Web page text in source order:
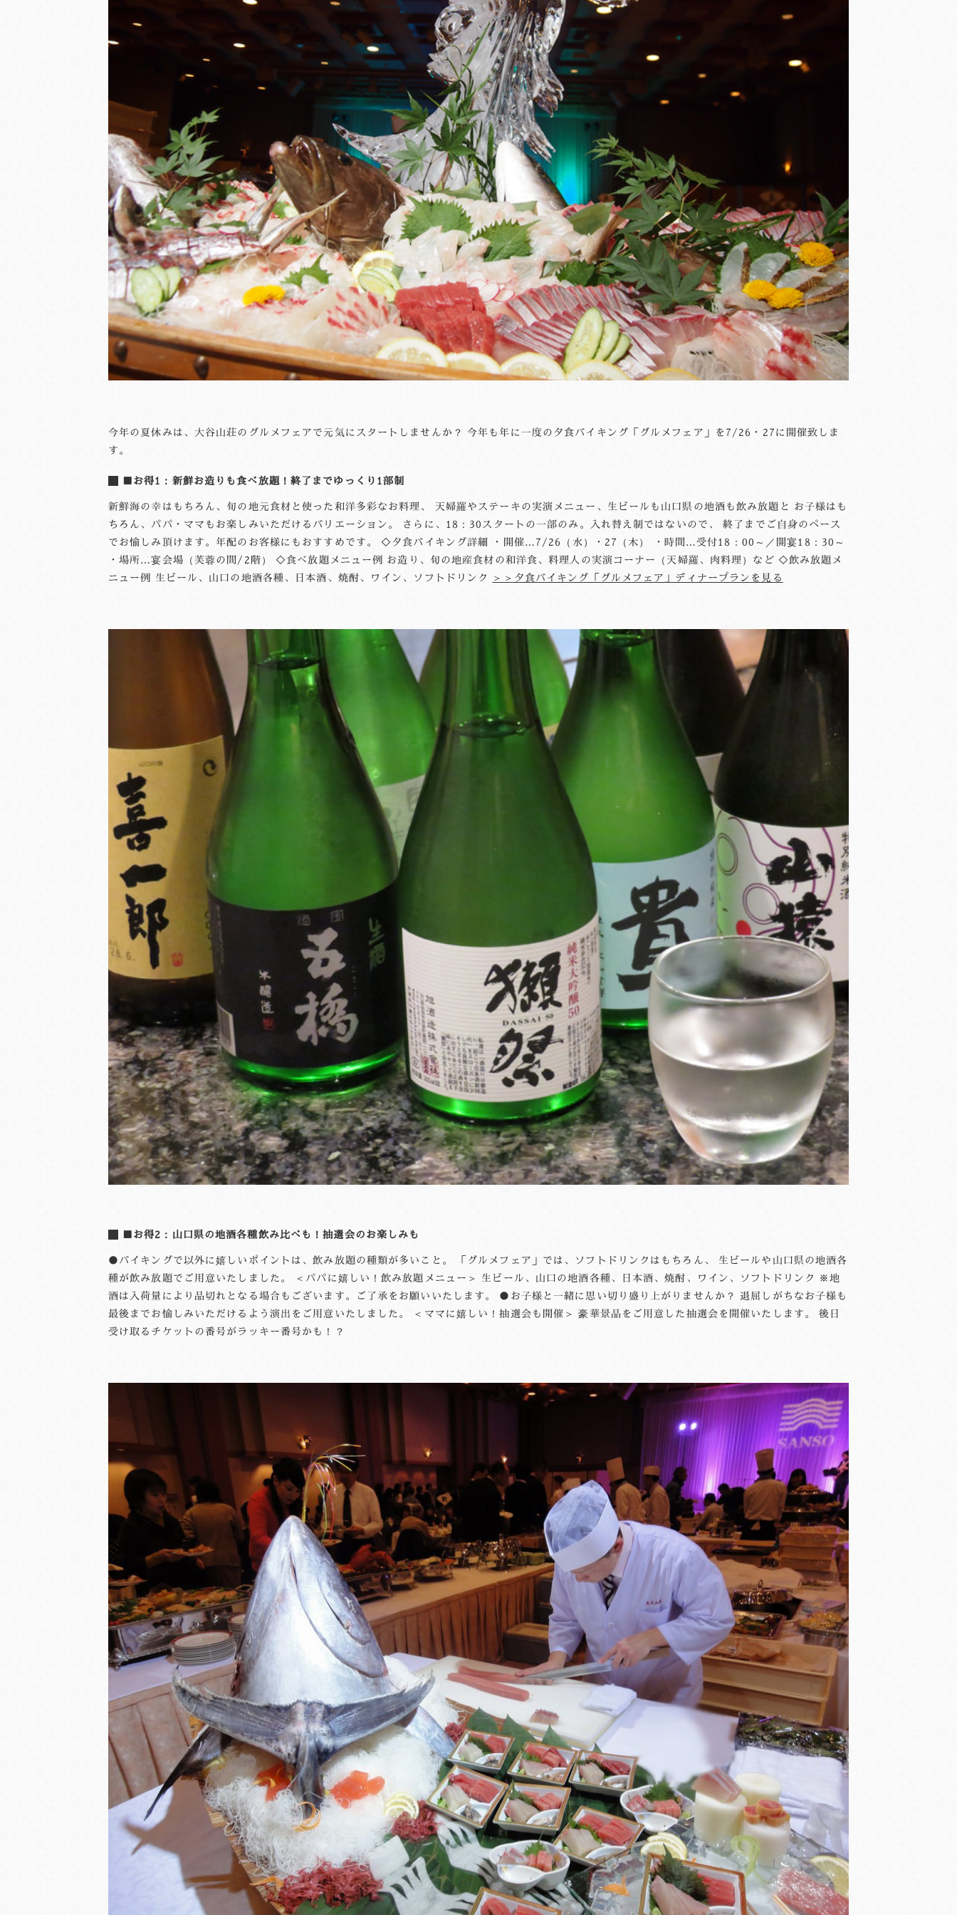
今年の夏休みは、大谷山荘のグルメフェアで元気にスタートしませんか？ 今年も年に一度の夕食バイキング「グルメフェア」を7/26・27に開催致しま
す。
■お得1：新鮮お造りも食べ放題！終了までゆっくり1部制
新鮮海の幸はもちろん、旬の地元食材と使った和洋多彩なお料理、 天婦羅やステーキの実演メニュー、生ビールも山口県の地酒も飲み放題と お子様はも
ちろん、パパ・ママもお楽しみいただけるバリエーション。 さらに、18：30スタートの一部のみ。入れ替え制ではないので、 終了までご自身のペース
でお愉しみ頂けます。年配のお客様にもおすすめです。 ◇夕食バイキング詳細 ・開催…7/26（水）・27（木） ・時間…受付18：00～／開宴18：30～
・場所…宴会場（芙蓉の間/2階） ◇食べ放題メニュー例 お造り、旬の地産食材の和洋食、料理人の実演コーナー（天婦羅、肉料理）など ◇飲み放題メ
ニュー例 生ビール、山口の地酒各種、日本酒、焼酎、ワイン、ソフトドリンク ＞＞夕食バイキング「グルメフェア」ディナープランを見る
■お得2：山口県の地酒各種飲み比べも！抽選会のお楽しみも
●バイキングで以外に嬉しいポイントは、飲み放題の種類が多いこと。 「グルメフェア」では、ソフトドリンクはもちろん、 生ビールや山口県の地酒各
種が飲み放題でご用意いたしました。 ＜パパに嬉しい！飲み放題メニュー＞ 生ビール、山口の地酒各種、日本酒、焼酎、ワイン、ソフトドリンク ※地
酒は入荷量により品切れとなる場合もございます。ご了承をお願いいたします。 ●お子様と一緒に思い切り盛り上がりませんか？ 退屈しがちなお子様も
最後までお愉しみいただけるよう演出をご用意いたしました。 ＜ママに嬉しい！抽選会も開催＞ 豪華景品をご用意した抽選会を開催いたします。 後日
受け取るチケットの番号がラッキー番号かも！？